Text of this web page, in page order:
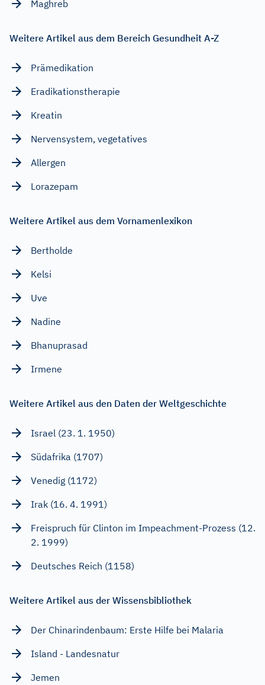
Maghreb
Weitere Artikel aus dem Bereich Gesundheit A-Z
Prämedikation
Eradikationstherapie
Kreatin
Nervensystem, vegetatives
Allergen
Lorazepam
Weitere Artikel aus dem Vornamenlexikon
Bertholde
Kelsi
Uve
Nadine
Bhanuprasad
Irmene
Weitere Artikel aus den Daten der Weltgeschichte
Israel (23. 1. 1950)
Südafrika (1707)
Venedig (1172)
Irak (16. 4. 1991)
Freispruch für Clinton im Impeachment-Prozess (12.
2. 1999)
Deutsches Reich (1158)
Weitere Artikel aus der Wissensbibliothek
Der Chinarindenbaum: Erste Hilfe bei Malaria
Island - Landesnatur
Jemen